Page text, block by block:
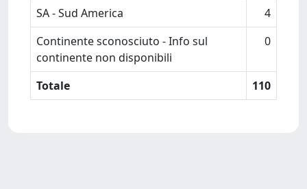
SA - Sud America
4
Continente sconosciuto - Info sul
continente non disponibili
0
Totale 110